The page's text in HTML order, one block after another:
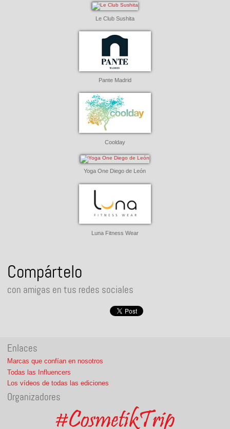
Le Club Sushita
Pante Madrid
Coolday
Yoga One Diego de León
Luna Fitness Wear
Compártelo
con amigas en tus redes sociales
Enlaces
Marcas que confían en nosotros
Todas las Influencers
Los vídeos de todas las ediciones
Organizadores